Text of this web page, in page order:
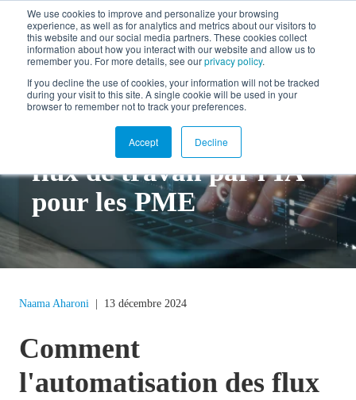
We use cookies to improve and personalize your browsing
experience, as well as for analytics and metrics about our visitors to
this website and our social media partners. These cookies collect
information about how you interact with our website and allow us to
remember you. For more details, see ourprivacy policy.
If you decline the use of cookies, your information will not be tracked
during your visit to this site. A single cookie will be used in your
browser to remember not to track your preferences.
Accept Decline
EN
Retour au blogue
L'automatisation des
flux de travail par l'IA
pour les PME
Naama Aharoni 13 décembre 2024
Comment
l'automatisation des flux